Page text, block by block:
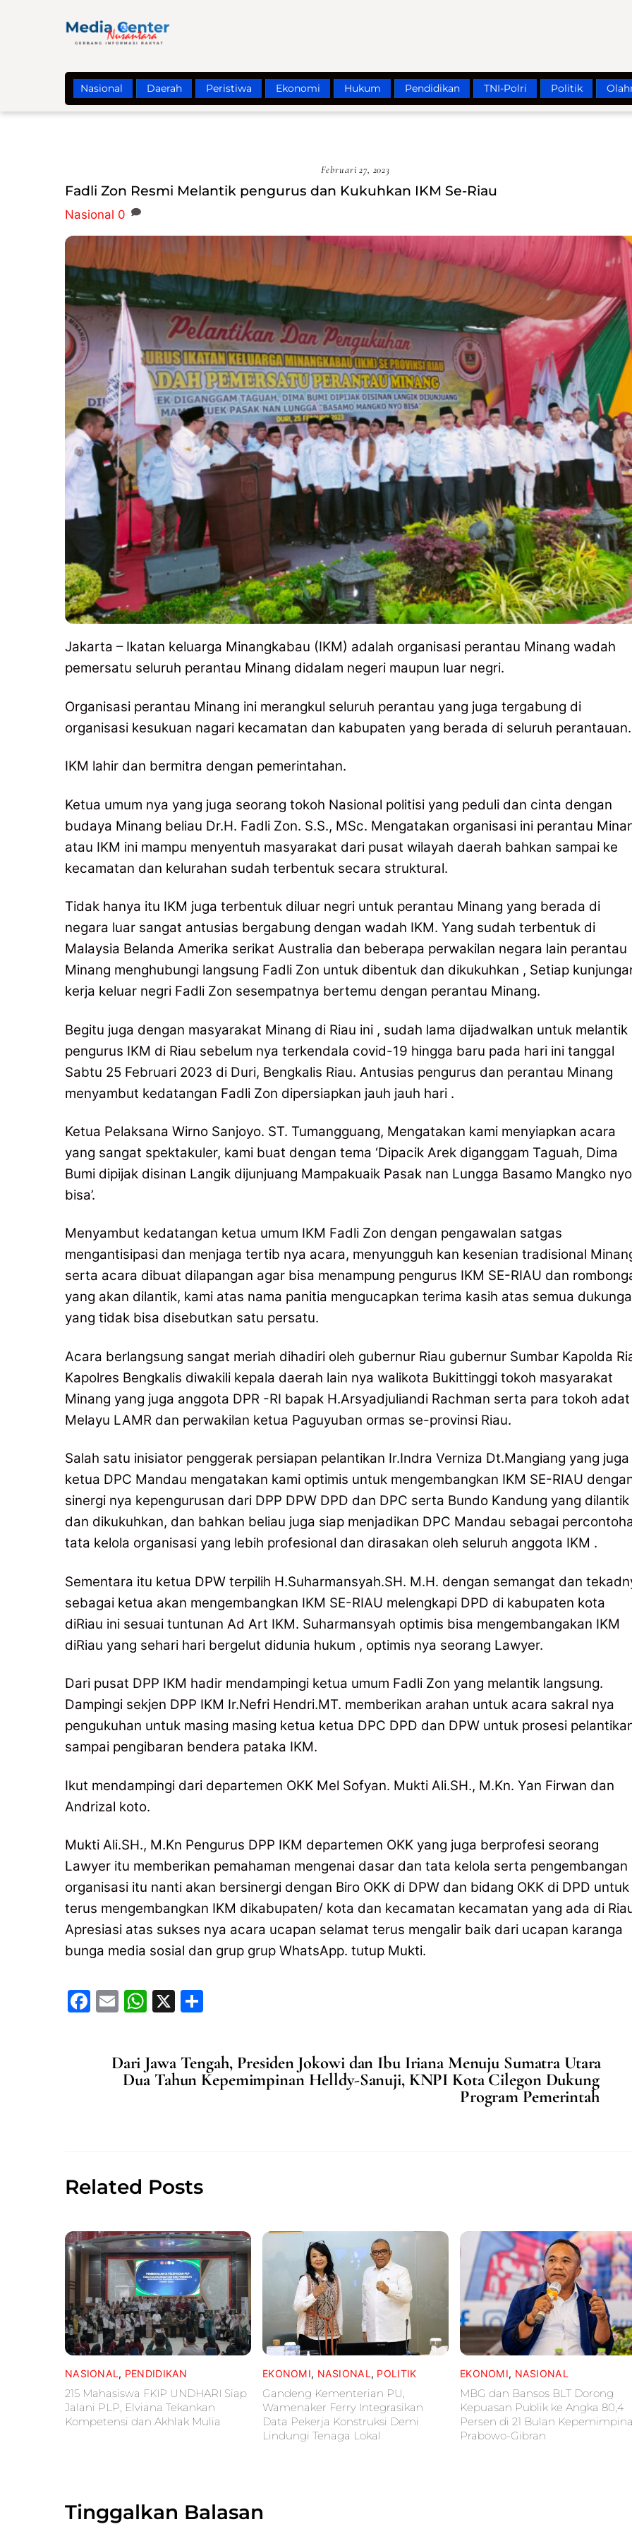
Nasional Daerah Peristiwa Ekonomi Hukum Pendidikan TNI-Polri Politik
Februari 27, 2023
Fadli Zon Resmi Melantik pengurus dan Kukuhkan IKM Se-Riau
Nasional 0
Jakarta – Ikatan keluarga Minangkabau (IKM) adalah organisasi perantau Minang wadah
pemersatu seluruh perantau Minang didalam negeri maupun luar negri.
Organisasi perantau Minang ini merangkul seluruh perantau yang juga tergabung di
organisasi kesukuan nagari kecamatan dan kabupaten yang berada di seluruh perantauan.
IKM lahir dan bermitra dengan pemerintahan.
Ketua umum nya yang juga seorang tokoh Nasional politisi yang peduli dan cinta dengan
budaya Minang beliau Dr.H. Fadli Zon. S.S., MSc. Mengatakan organisasi ini perantau
atau IKM ini mampu menyentuh masyarakat dari pusat wilayah daerah bahkan sampai ke
kecamatan dan kelurahan sudah terbentuk secara struktural.
Tidak hanya itu IKM juga terbentuk diluar negri untuk perantau Minang yang berada di
negara luar sangat antusias bergabung dengan wadah IKM. Yang sudah terbentuk di
Malaysia Belanda Amerika serikat Australia dan beberapa perwakilan negara lain perantau
Minang menghubungi langsung Fadli Zon untuk dibentuk dan dikukuhkan , Setiap
kerja keluar negri Fadli Zon sesempatnya bertemu dengan perantau Minang.
Begitu juga dengan masyarakat Minang di Riau ini , sudah lama dijadwalkan untuk melantik
pengurus IKM di Riau sebelum nya terkendala covid-19 hingga baru pada hari ini tanggal
Sabtu 25 Februari 2023 di Duri, Bengkalis Riau. Antusias pengurus dan perantau Minang
menyambut kedatangan Fadli Zon dipersiapkan jauh jauh hari .
Ketua Pelaksana Wirno Sanjoyo. ST. Tumangguang, Mengatakan kami menyiapkan acara
yang sangat spektakuler, kami buat dengan tema ‘Dipacik Arek diganggam Taguah, Dima
Bumi dipijak disinan Langik dijunjuang Mampakuaik Pasak nan Lungga Basamo Mangko nyo
bisa’.
Menyambut kedatangan ketua umum IKM Fadli Zon dengan pengawalan satgas
mengantisipasi dan menjaga tertib nya acara, menyungguh kan kesenian tradisional
serta acara dibuat dilapangan agar bisa menampung pengurus IKM SE-RIAU dan
yang akan dilantik, kami atas nama panitia mengucapkan terima kasih atas semua
yang tidak bisa disebutkan satu persatu.
Acara berlangsung sangat meriah dihadiri oleh gubernur Riau gubernur Sumbar Kapolda
Kapolres Bengkalis diwakili kepala daerah lain nya walikota Bukittinggi tokoh masyarakat
Minang yang juga anggota DPR -RI bapak H.Arsyadjuliandi Rachman serta para tokoh adat
Melayu LAMR dan perwakilan ketua Paguyuban ormas se-provinsi Riau.
Salah satu inisiator penggerak persiapan pelantikan Ir.Indra Verniza Dt.Mangiang yang juga
ketua DPC Mandau mengatakan kami optimis untuk mengembangkan IKM SE-RIAU
sinergi nya kepengurusan dari DPP DPW DPD dan DPC serta Bundo Kandung yang dilantik
dan dikukuhkan, dan bahkan beliau juga siap menjadikan DPC Mandau sebagai
tata kelola organisasi yang lebih profesional dan dirasakan oleh seluruh anggota IKM .
Sementara itu ketua DPW terpilih H.Suharmansyah.SH. M.H. dengan semangat dan
sebagai ketua akan mengembangkan IKM SE-RIAU melengkapi DPD di kabupaten kota
diRiau ini sesuai tuntunan Ad Art IKM. Suharmansyah optimis bisa mengembangakan IKM
diRiau yang sehari hari bergelut didunia hukum , optimis nya seorang Lawyer.
Dari pusat DPP IKM hadir mendampingi ketua umum Fadli Zon yang melantik langsung.
Dampingi sekjen DPP IKM Ir.Nefri Hendri.MT. memberikan arahan untuk acara sakral nya
pengukuhan untuk masing masing ketua ketua DPC DPD dan DPW untuk prosesi
sampai pengibaran bendera pataka IKM.
Ikut mendampingi dari departemen OKK Mel Sofyan. Mukti Ali.SH., M.Kn. Yan Firwan dan
Andrizal koto.
Mukti Ali.SH., M.Kn Pengurus DPP IKM departemen OKK yang juga berprofesi seorang
Lawyer itu memberikan pemahaman mengenai dasar dan tata kelola serta pengembangan
organisasi itu nanti akan bersinergi dengan Biro OKK di DPW dan bidang OKK di DPD untuk
terus mengembangkan IKM dikabupaten/ kota dan kecamatan kecamatan yang ada di
Apresiasi atas sukses nya acara ucapan selamat terus mengalir baik dari ucapan karanga
bunga media sosial dan grup grup WhatsApp. tutup Mukti.
F
E
l
W
s
A
X
e
Dari Jawa Tengah, Presiden Jokowi dan Ibu Iriana Menuju Sumatra Utara
Dua Tahun Kepemimpinan Helldy-Sanuji, KNPI Kota Cilegon Dukung
Program Pemerintah
Related Posts
NASIONAL , PENDIDIKAN
215 Mahasiswa FKIP UNDHARI Siap
Jalani PLP, Elviana Tekankan
Kompetensi dan Akhlak Mulia
EKONOMI, NASIONAL , POLITIK
Gandeng Kementerian PU,
Wamenaker Ferry Integrasikan
Data Pekerja Konstruksi Demi
Lindungi Tenaga Lokal
EKONOMI, NASIONAL
MBG dan Bansos BLT Dorong
Kepuasan Publik ke Angka 80,4
Persen di 21 Bulan
Prabowo-Gibran
Tinggalkan Balasan